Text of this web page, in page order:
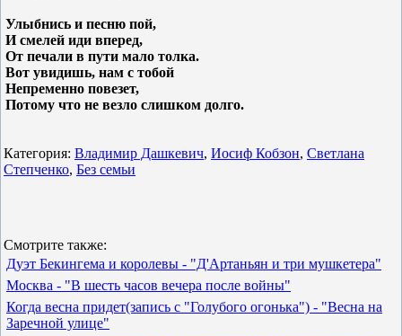
Улыбнись и песню пой,
И смелей иди вперед,
От печали в пути мало толка.
Вот увидишь, нам с тобой
Непременно повезет,
Потому что не везло слишком долго.
Категория: Владимир Дашкевич, Иосиф Кобзон, Светлана
Степченко, Без семьи
Смотрите также:
Дуэт Бекингема и королевы - "Д'Артаньян и три мушкетера"
Москва - "В шесть часов вечера после войны"
Когда весна придет(запись с "Голубого огонька") - "Весна на
Заречной улице"